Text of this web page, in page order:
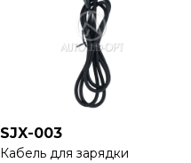
SJX-003
Кабель для зарядки